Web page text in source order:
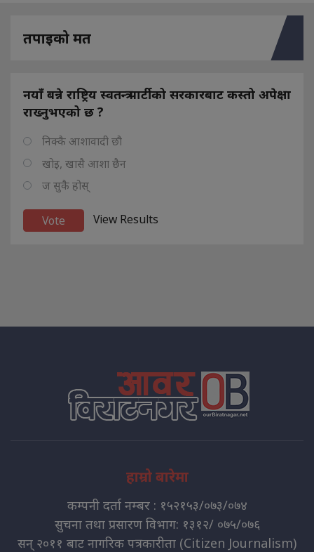
तपाइको मत
नयाँ बन्ने राष्ट्रिय स्वतन्त्र पार्टीको सरकारबाट कस्तो अपेक्षा
राख्नुभएको छ ?
निक्कै आशावादी छौ
खोइ, खासै आशा छैन
ज सुकै होस्
View Results
हाम्रो बारेमा
कम्पनी दर्ता नम्बर : १५२१५३/०७३/०७४
सुचना तथा प्रसारण विभाग: १३१२/ ०७५/०७६
सन् २०११ बाट नागरिक पत्रकारीता (Citizen Journalism)